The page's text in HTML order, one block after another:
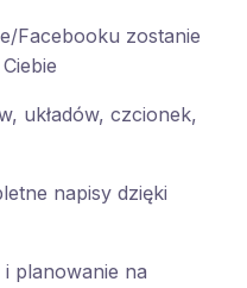
Facebooku zostanie
układów, czcionek,
napisy dzięki
planowanie na